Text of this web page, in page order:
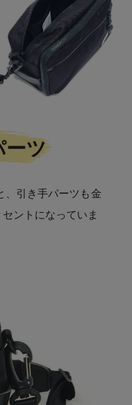
ーツ
、引き手パーツも金
ントになっていま